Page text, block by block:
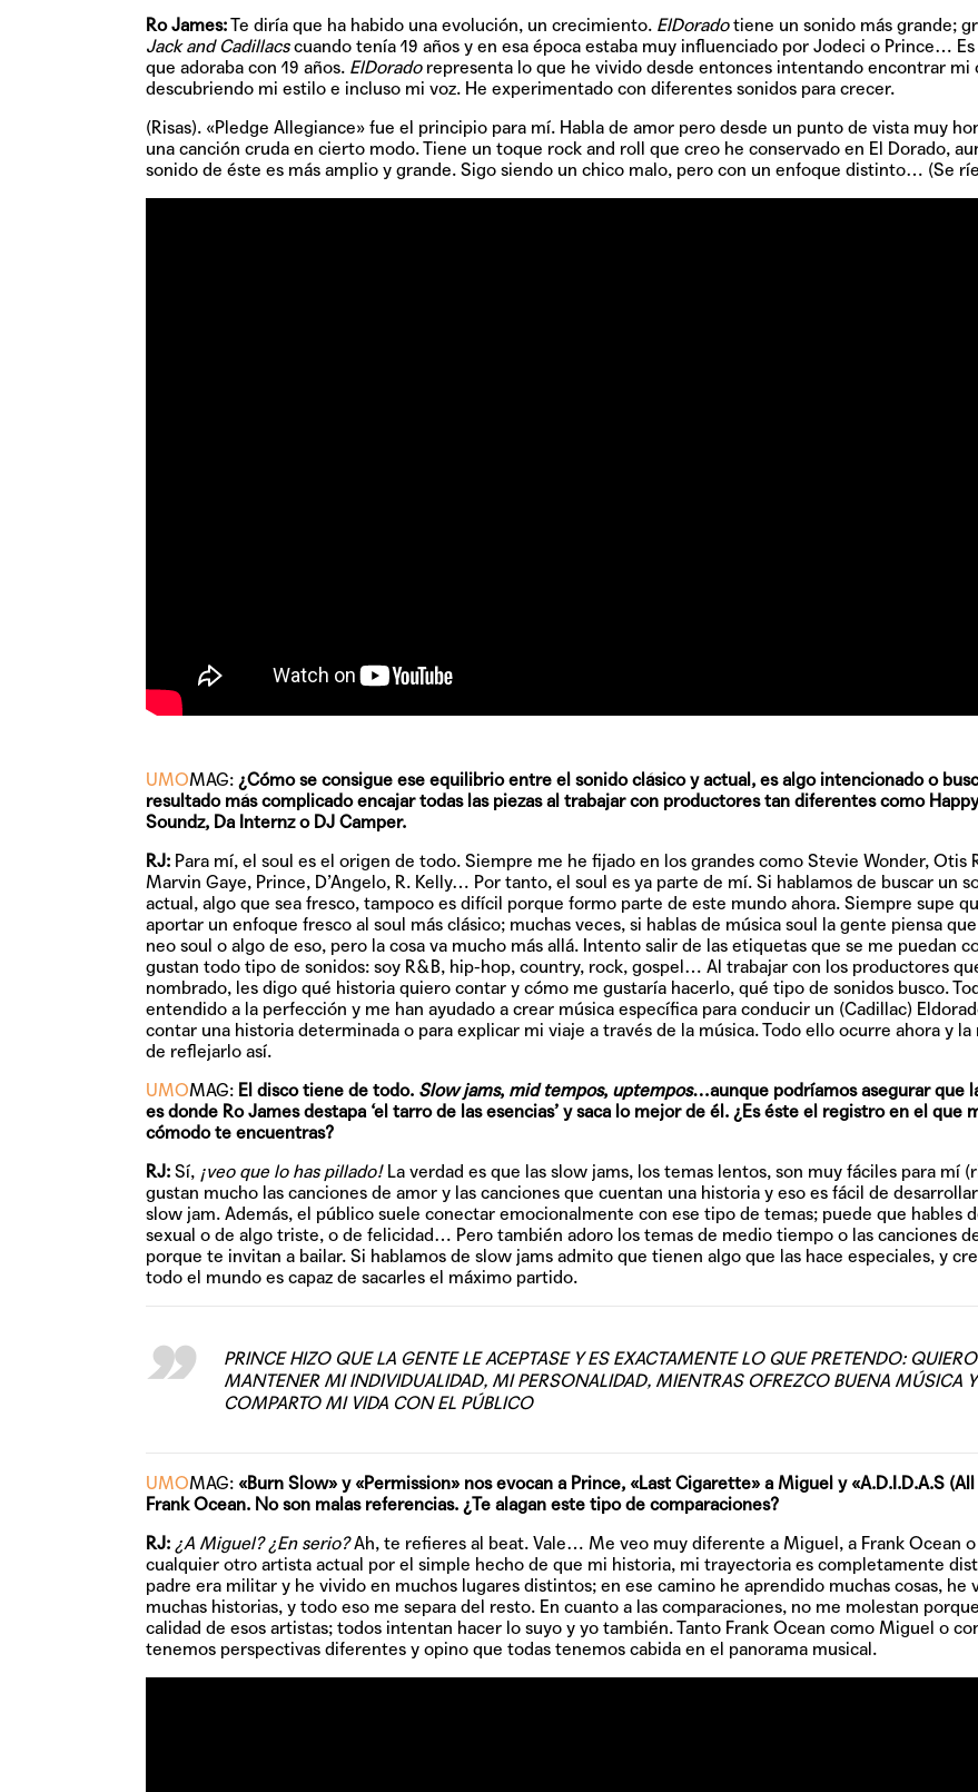
Ro James:Te diría que ha habido una evolución, un crecimiento. ElDoradotiene un sonido más grande;
Jack and Cadillacscuando tenía 19 años y en esa época estaba muy influenciado por Jodeci o Prince… Es
que adoraba con 19 años. ElDoradorepresenta lo que he vivido desde entonces intentando encontrar mi
descubriendo mi estilo e incluso mi voz. He experimentado con diferentes sonidos para crecer.
(Risas). «Pledge Allegiance» fue el principio para mí. Habla de amor pero desde un punto de vista muy
una canción cruda en cierto modo. Tiene un toque rock and roll que creo he conservado en El Dorado,
sonido de éste es más amplio y grande. Sigo siendo un chico malo, pero con un enfoque distinto… (Se
UMOMAG: ¿Cómo se consigue ese equilibrio entre el sonido clásico y actual, es algo intencionado o
resultado más complicado encajar todas las piezas al trabajar con productores tan diferentes como
Soundz, Da Internz o DJ Camper.
RJ: Para mí, el soul es el origen de todo. Siempre me he fijado en los grandes como Stevie Wonder, Otis
Marvin Gaye, Prince, D’Angelo, R. Kelly… Por tanto, el soul es ya parte de mí. Si hablamos de buscar un
actual, algo que sea fresco, tampoco es difícil porque formo parte de este mundo ahora. Siempre supe
aportar un enfoque fresco al soul más clásico; muchas veces, si hablas de música soul la gente piensa
neo soul o algo de eso, pero la cosa va mucho más allá. Intento salir de las etiquetas que se me puedan
gustan todo tipo de sonidos: soy R&B, hip-hop, country, rock, gospel… Al trabajar con los productores
nombrado, les digo qué historia quiero contar y cómo me gustaría hacerlo, qué tipo de sonidos busco.
entendido a la perfección y me han ayudado a crear música específica para conducir un (Cadillac)
contar una historia determinada o para explicar mi viaje a través de la música. Todo ello ocurre ahora y la
de reflejarlo así.
UMOMAG: El disco tiene de todo. Slow jams, mid tempos, uptempos…aunque podríamos asegurar que
es donde Ro James destapa ‘el tarro de las esencias’ y saca lo mejor de él. ¿Es éste el registro en el que
cómodo te encuentras?
RJ: Sí,¡veo que lo has pillado!La verdad es que las slow jams, los temas lentos, son muy fáciles para mí
gustan mucho las canciones de amor y las canciones que cuentan una historia y eso es fácil de
slow jam. Además, el público suele conectar emocionalmente con ese tipo de temas; puede que hables
sexual o de algo triste, o de felicidad… Pero también adoro los temas de medio tiempo o las canciones
porque te invitan a bailar. Si hablamos de slow jams admito que tienen algo que las hace especiales, y
todo el mundo es capaz de sacarles el máximo partido.
PRINCE HIZO QUE LA GENTE LE ACEPTASE Y ES EXACTAMENTE LO QUE PRETENDO: QUIERO
MANTENER MI INDIVIDUALIDAD, MI PERSONALIDAD, MIENTRAS OFREZCO BUENA MÚSICA Y
COMPARTO MI VIDA CON EL PÚBLICO
UMOMAG:«Burn Slow» y «Permission» nos evocan a Prince, «Last Cigarette» a Miguel y «A.D.I.D.A.S (All
Frank Ocean. No son malas referencias. ¿Te alagan este tipo de comparaciones?
RJ: ¿A Miguel? ¿En serio?Ah, te refieres al beat. Vale… Me veo muy diferente a Miguel, a Frank Ocean o
cualquier otro artista actual por el simple hecho de que mi historia, mi trayectoria es completamente
padre era militar y he vivido en muchos lugares distintos; en ese camino he aprendido muchas cosas, he
muchas historias, y todo eso me separa del resto. En cuanto a las comparaciones, no me molestan
calidad de esos artistas; todos intentan hacer lo suyo y yo también. Tanto Frank Ocean como Miguel o
tenemos perspectivas diferentes y opino que todas tenemos cabida en el panorama musical.
TAINY,
tiempo
NICKI
fuerte